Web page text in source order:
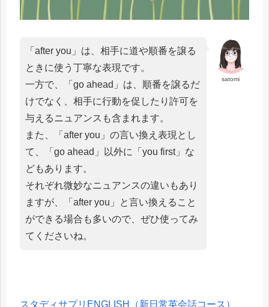
satomi
「after you」は、相手に道や順番を譲る
ときに使う丁寧な表現です。
一方で、「go ahead」は、順番を譲るだ
けでなく、相手に行動を促したり許可を
与えるニュアンスも含まれます。
また、「after you」の言い換え表現とし
て、「go ahead」以外に「you first」な
どもあります。
それぞれ微妙なニュアンスの違いもあり
ますが、「after you」と言い換えること
ができる場合も多いので、ぜひ使ってみ
てくださいね。
スタディサプリENGLISH（新日常英会話コース）